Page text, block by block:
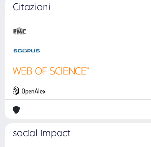
Citazioni
social impact